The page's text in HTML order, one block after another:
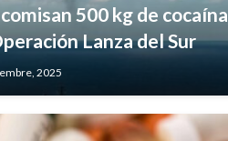
500 kg de cocaína
Lanza del Sur
2025